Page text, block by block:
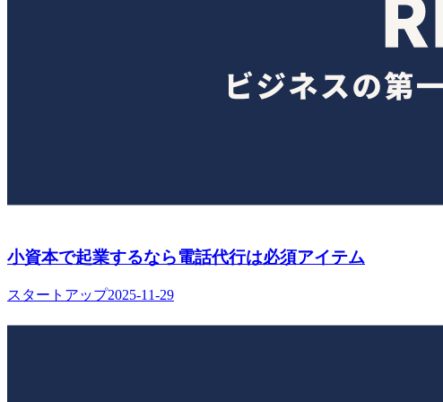
小資本で起業するなら電話代行は必須アイテム
スタートアップ2025-11-29